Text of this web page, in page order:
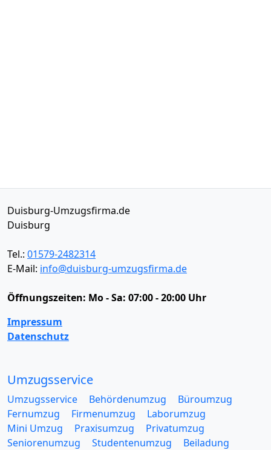
Duisburg-Umzugsfirma.de
Duisburg
Tel.: 01579-2482314
E-Mail: info@duisburg-umzugsfirma.de
Öffnungszeiten: Mo - Sa: 07:00 - 20:00 Uhr
Impressum
Datenschutz
Umzugsservice
Umzugsservice Behördenumzug
Büroumzug
Fernumzug
Firmenumzug
Laborumzug
Mini Umzug
Praxisumzug
Privatumzug
Seniorenumzug
Studentenumzug
Beiladung